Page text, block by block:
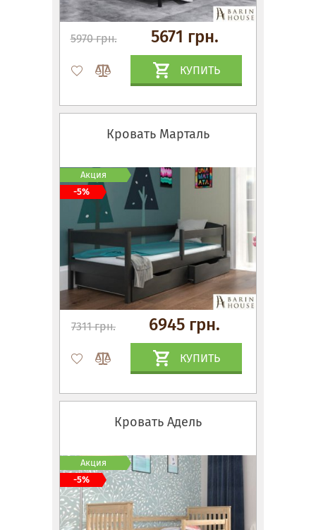
5970 грн. 5671 грн.
КУПИТЬ
Кровать Марталь
7311 грн. 6945 грн.
КУПИТЬ
Акция
-5%
Кровать Адель
Акция
-5%